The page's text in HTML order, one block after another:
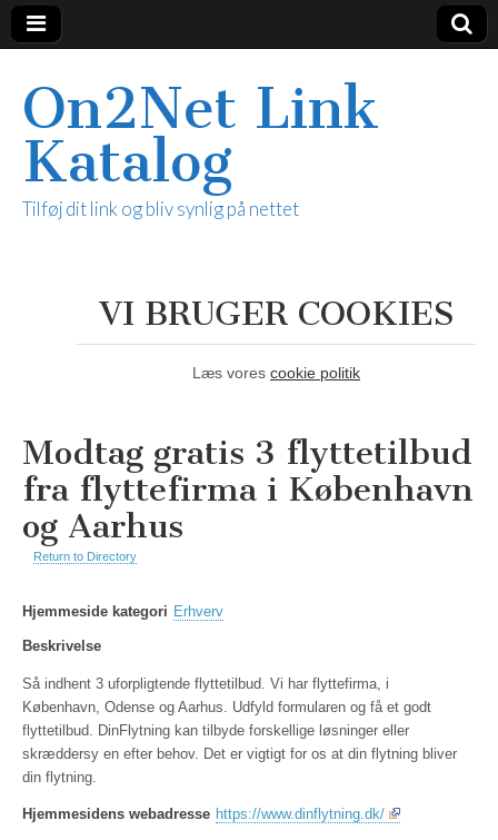
On2Net Link
Katalog
Tilføj dit link og bliv synlig på nettet
VI BRUGER COOKIES
Læs vores cookie politik
Modtag gratis 3 flyttetilbud
fra flyttefirma i København
og Aarhus
Return to Directory
Hjemmeside kategori Erhverv
Beskrivelse
Så indhent 3 uforpligtende flyttetilbud. Vi har flyttefirma, i
København, Odense og Aarhus. Udfyld formularen og få et godt
flyttetilbud. DinFlytning kan tilbyde forskellige løsninger eller
skræddersy en efter behov. Det er vigtigt for os at din flytning bliver
din flytning.
Hjemmesidens webadresse https://www.dinflytning.dk/